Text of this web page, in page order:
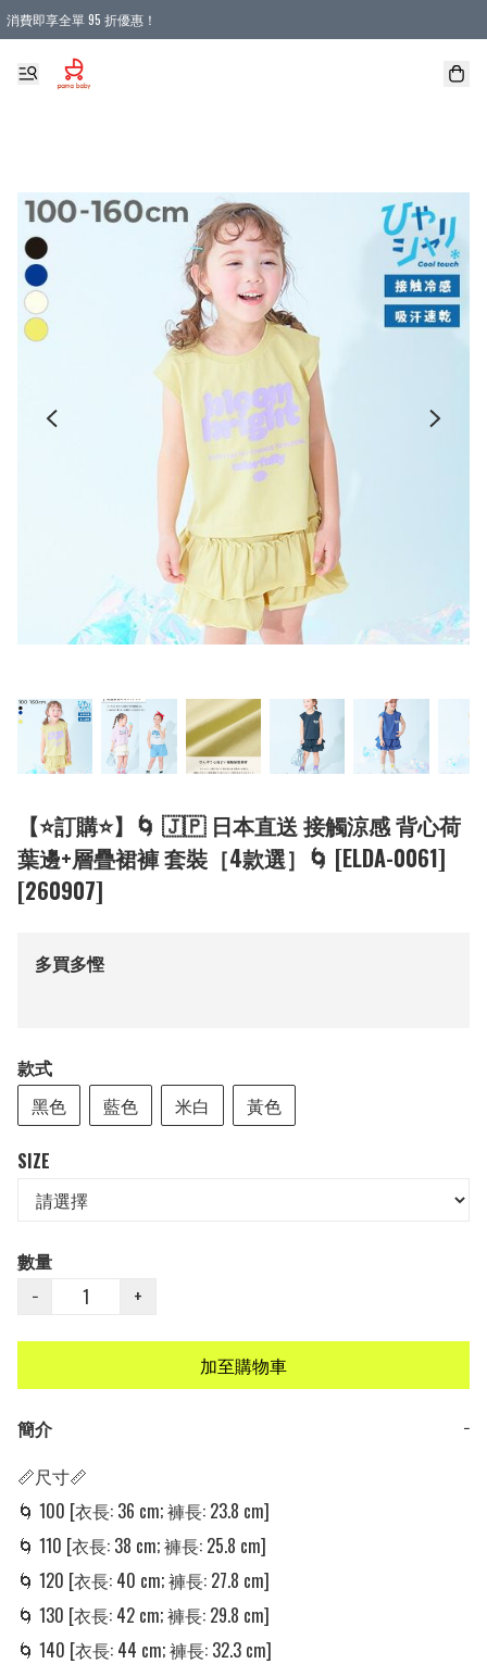
消費即享全單 95 折優惠！
購物滿 HKD 900.00即享免運費優惠！（適用於 本地送貨、本地取貨 )
【⭐訂購⭐】🌀 🇯🇵 日本直送 接觸涼感 背心荷
葉邊+層疊裙褲 套裝［4款選］🌀 [ELDA-0061]
[260907]
多買多慳
款式
黑色
藍色 米白 黃色
SIZE
數量
−
+
加至購物車
簡介
−
📏尺寸📏
🌀 100 [衣長: 36 cm; 褲長: 23.8 cm]
🌀 110 [衣長: 38 cm; 褲長: 25.8 cm]
🌀 120 [衣長: 40 cm; 褲長: 27.8 cm]
🌀 130 [衣長: 42 cm; 褲長: 29.8 cm]
🌀 140 [衣長: 44 cm; 褲長: 32.3 cm]